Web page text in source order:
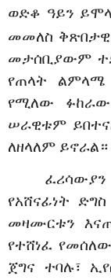
ወድቆ ዓይን
መመለስ ቅጽበታዊ
መታሰቢያውም
የጠላት
የሚለው ፉከራው
ሠራዊቱም
ለዘላለም ይኖራል።
የአሸናፊነት
መዛሙርቱን
የተሸነፈ
ጀግና ተባሉ፣